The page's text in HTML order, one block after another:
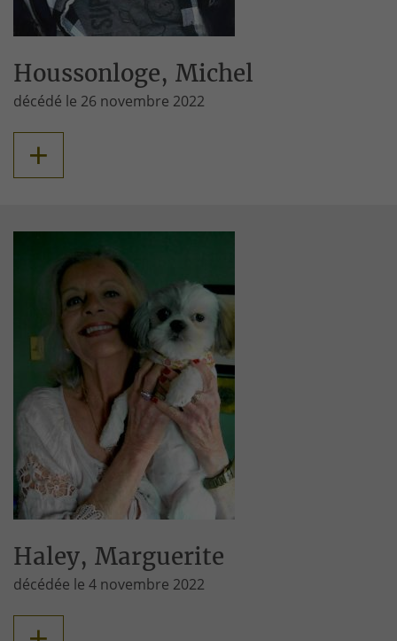
Houssonloge, Michel
décédé le 26 novembre 2022
+
Haley, Marguerite
décédée le 4 novembre 2022